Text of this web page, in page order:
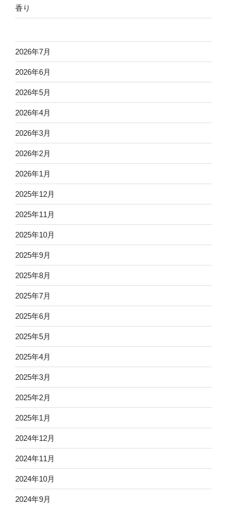
香り
2026年7月
2026年6月
2026年5月
2026年4月
2026年3月
2026年2月
2026年1月
2025年12月
2025年11月
2025年10月
2025年9月
2025年8月
2025年7月
2025年6月
2025年5月
2025年4月
2025年3月
2025年2月
2025年1月
2024年12月
2024年11月
2024年10月
2024年9月